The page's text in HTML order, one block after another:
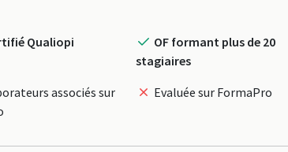
Qualiopi
OF formant plus de 20
stagiaires
associés sur
Evaluée sur FormaPro